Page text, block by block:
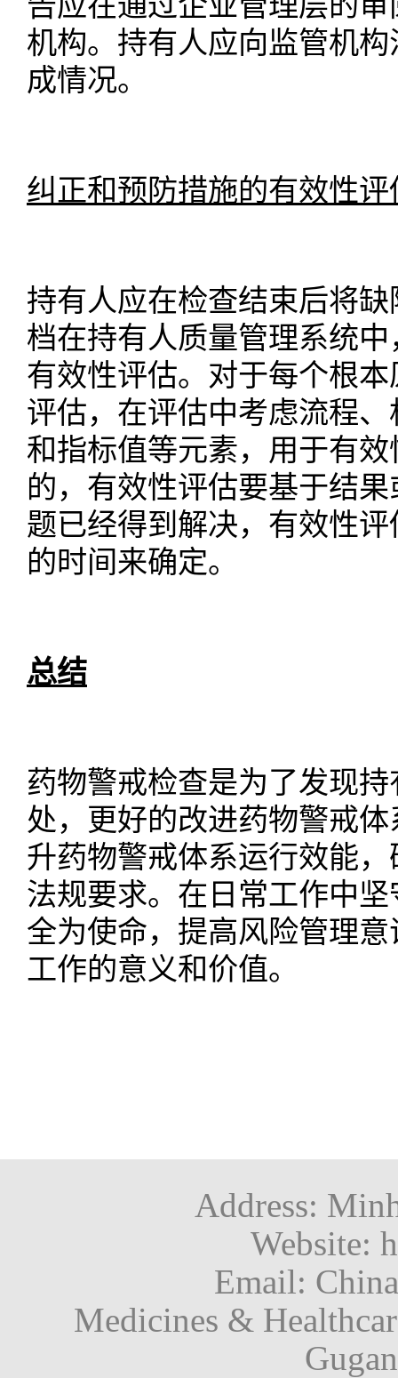
机构。持有人应向监管机
成情况。
纠正和预防措施的有效性评
持有人应在检查结束后将
档在持有人质量管理系统
有效性评估。对于每个根
评估，在评估中考虑流程
和指标值等元素，用于有
的，有效性评估要基于结
题已经得到解决，有效性
的时间来确定。
总结
药物警戒检查是为了发现
处，更好的改进药物警戒
升药物警戒体系运行效能
法规要求。在日常工作中
全为使命，提高风险管理
工作的意义和价值。
Address:
Website:
Email:
Medicines &